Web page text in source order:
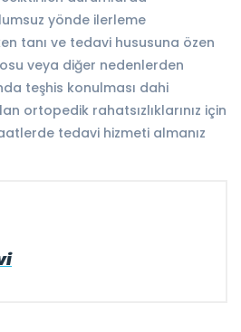
yönde ilerleme
tanı ve tedavi hususuna özen
veya diğer nedenlerden
teşhis konulması dahi
ortopedik rahatsızlıklarınız için
tedavi hizmeti almanız